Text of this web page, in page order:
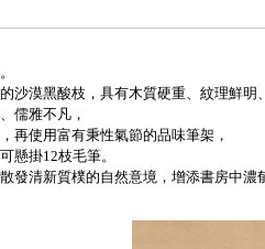
沙漠黑酸枝，具有木質硬重、紋理鮮明
儒雅不凡，
再使用富有秉性氣節的品味筆架，
懸掛12枝毛筆。
發清新質樸的自然意境，增添書房中濃